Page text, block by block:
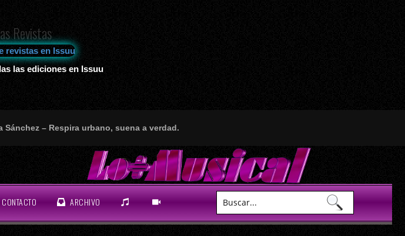
Revistas
las ediciones en Issuu
– Respira urbano, suena a verdad.
CONTACTO ARCHIVO